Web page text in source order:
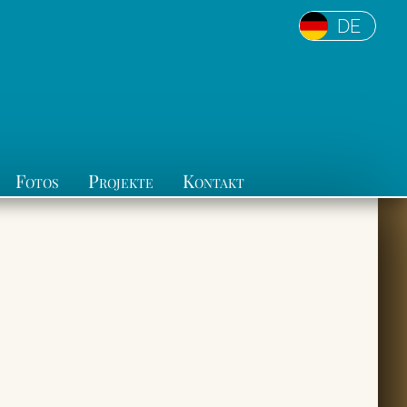
Fotos Projekte Kontakt
DE